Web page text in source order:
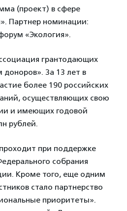
(проект) в сфере
Партнер номинации:
«Экология».
грантодающих
За 13 лет в
более 190 российских
осуществляющих свою
и имеющих годовой
рублей.
при поддержке
собрания
Кроме того, еще одним
стало партнерство
приоритеты».